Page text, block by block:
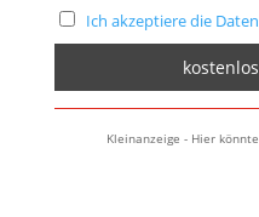
Ich akzeptiere die
Kleinanzeige - Hier